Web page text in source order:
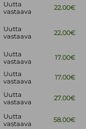
Uutta
vastaava
22.00€
Uutta
vastaava
22.00€
Uutta
vastaava
17.00€
Uutta
vastaava
17.00€
Uutta
vastaava
27.00€
Uutta
vastaava
58.00€